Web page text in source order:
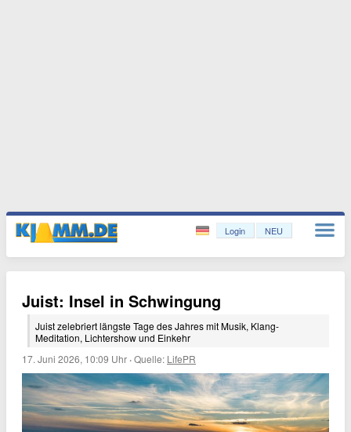
Login NEU
Juist: Insel in Schwingung
Juist zelebriert längste Tage des Jahres mit Musik, Klang-
Meditation, Lichtershow und Einkehr
17. Juni 2026, 10:09 Uhr ·Quelle: LifePR